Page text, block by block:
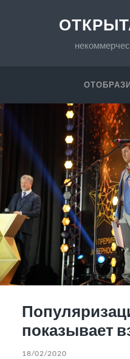
показывает
18/02/2020